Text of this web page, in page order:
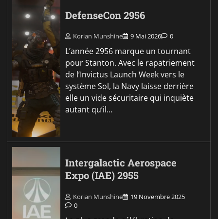
DefenseCon 2956
Korian Munshine 9 Mai 2026 0
L’année 2956 marque un tournant
pour Stanton. Avec le rapatriement
de l’Invictus Launch Week vers le
système Sol, la Navy laisse derrière
elle un vide sécuritaire qui inquiète
autant qu’il…
Intergalactic Aerospace
Expo (IAE) 2955
Korian Munshine
19 Novembre 2025
0